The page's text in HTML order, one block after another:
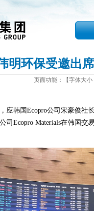
明环保受邀出
页面功能：【字体大小
应韩国Ecopro公司宋豪俊
司Ecopro Materials在韩国